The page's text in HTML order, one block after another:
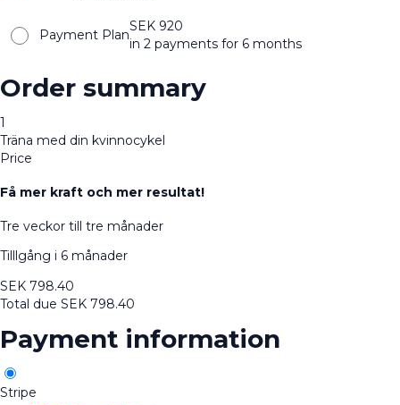
Payment Plan
SEK 920
in 2 payments for 6 months
Order summary
1
Träna med din kvinnocykel
Price
Få mer kraft och mer resultat!
Tre veckor till tre månader
Tilllgång i 6 månader
SEK 798.40
Total due SEK 798.40
Payment information
Stripe